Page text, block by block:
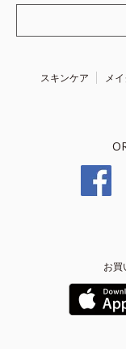
スキンケア メイ
お買